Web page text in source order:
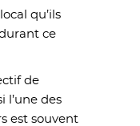
qu’ils
ce
de
l’une des
est souvent